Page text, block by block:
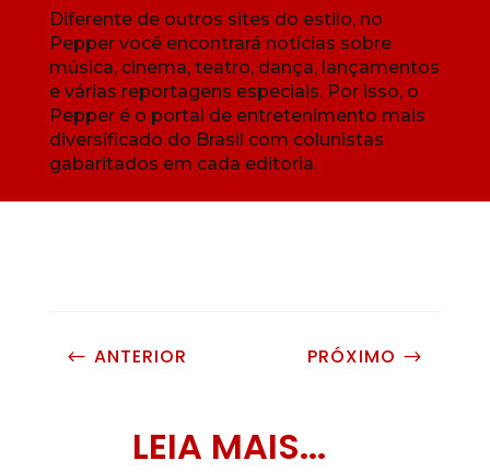
Diferente de outros sites do estilo, no
Pepper você encontrará notícias sobre
música, cinema, teatro, dança, lançamentos
e várias reportagens especiais. Por isso, o
Pepper é o portal de entretenimento mais
diversificado do Brasil com colunistas
gabaritados em cada editoria.
# ANTERIOR PRÓXIMO $
LEIA MAIS...